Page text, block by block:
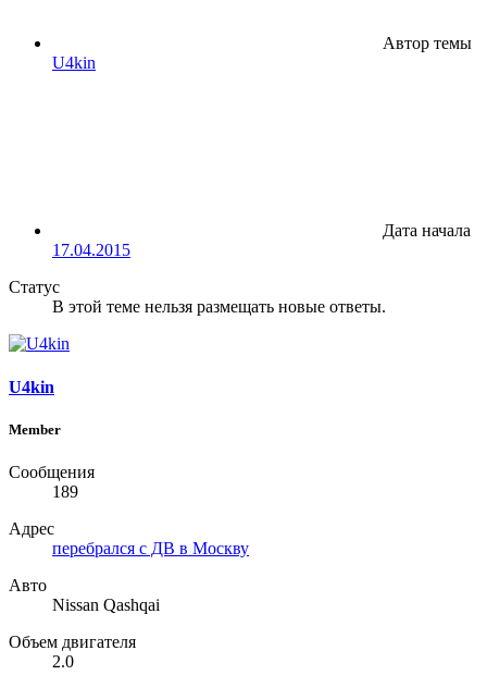
Автор темы
U4kin
Дата начала
17.04.2015
Статус
В этой теме нельзя размещать новые ответы.
U4kin
Member
Сообщения
189
Адрес
перебрался с ДВ в Москву
Авто
Nissan Qashqai
Объем двигателя
2.0